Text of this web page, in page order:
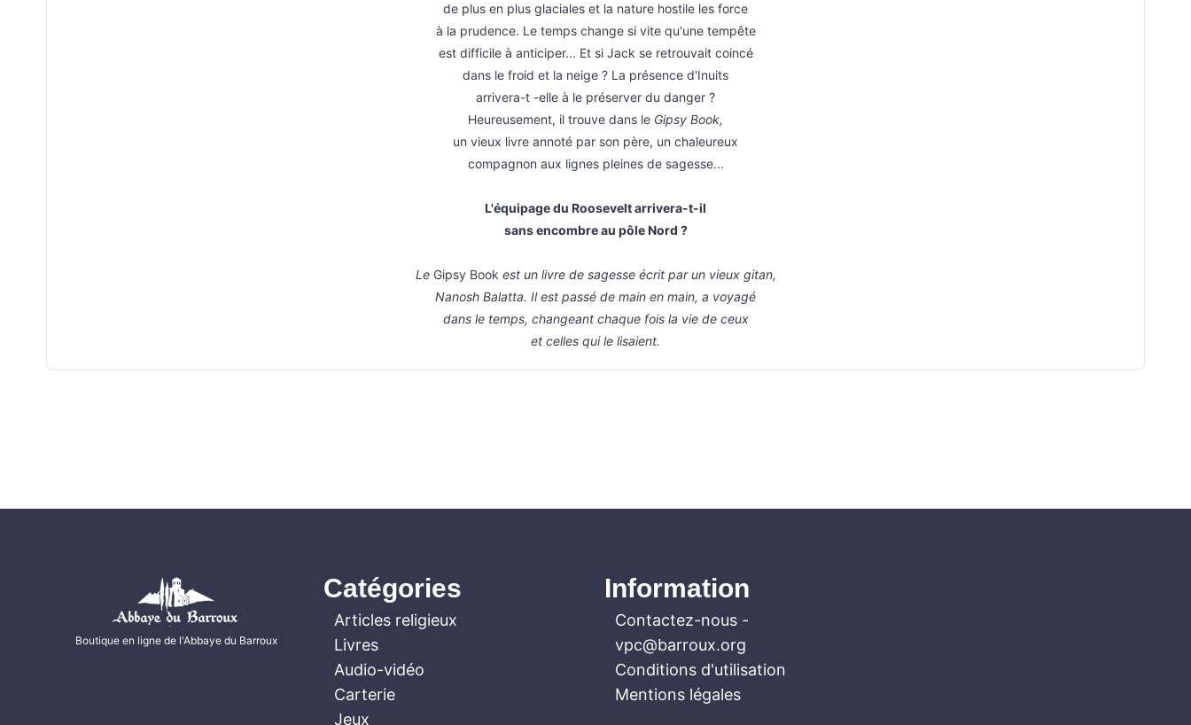
de plus en plus glaciales et la nature hostile les force
à la prudence. Le temps change si vite qu'une tempête
est difficile à anticiper... Et si Jack se retrouvait coincé
dans le froid et la neige ? La présence d'Inuits
arrivera-t -elle à le préserver du danger ?
Heureusement, il trouve dans le Gipsy Book,
un vieux livre annoté par son père, un chaleureux
compagnon aux lignes pleines de sagesse...
L'équipage du Roosevelt arrivera-t-il
sans encombre au pôle Nord ?
Le Gipsy Book est un livre de sagesse écrit par un vieux gitan,
Nanosh Balatta. Il est passé de main en main, a voyagé
dans le temps, changeant chaque fois la vie de ceux
et celles qui le lisaient.
Boutique en ligne de l'Abbaye du Barroux
Catégories
Articles religieux
Livres
Audio-vidéo
Carterie
Jeux
Information
Contactez-nous -
vpc@barroux.org
Conditions d'utilisation
Mentions légales